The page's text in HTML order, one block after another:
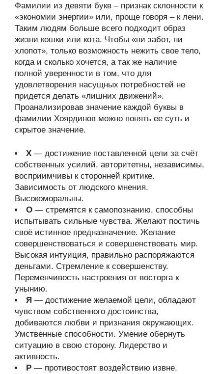
Фамилии из девяти букв – признак склонности к
«экономии энергии» или, проще говоря – к лени.
Таким людям больше всего подходит образ
жизни кошки или кота. Чтобы «ни забот, ни
хлопот», только возможность нежить свое тело,
когда и сколько хочется, а так же наличие
полной уверенности в том, что для
удовлетворения насущных потребностей не
придется делать «лишних движений».
Проанализировав значение каждой буквы в
фамилии Хоярдинов можно понять ее суть и
скрытое значение.
Х — достижение поставленной цели за счёт
собственных усилий, авторитетны, независимы,
восприимчивы к сторонней критике.
Зависимость от людского мнения.
Высокоморальны.
О — стремятся к самопознанию, способны
испытывать сильные чувства. Желают постичь
своё истинное предназначение. Желание
совершенствоваться и совершенствовать мир.
Высокая интуиция, правильно распоряжаются
деньгами. Стремление к совершенству.
Переменчивость настроения от восторга к
унынию.
Я — достижение желаемой цели, обладают
чувством собственного достоинства,
добиваются любви и признания окружающих.
Умственные способности. Умение обернуть
ситуацию в свою сторону. Лидерство и
активность.
Р — противостоят воздействию извне,